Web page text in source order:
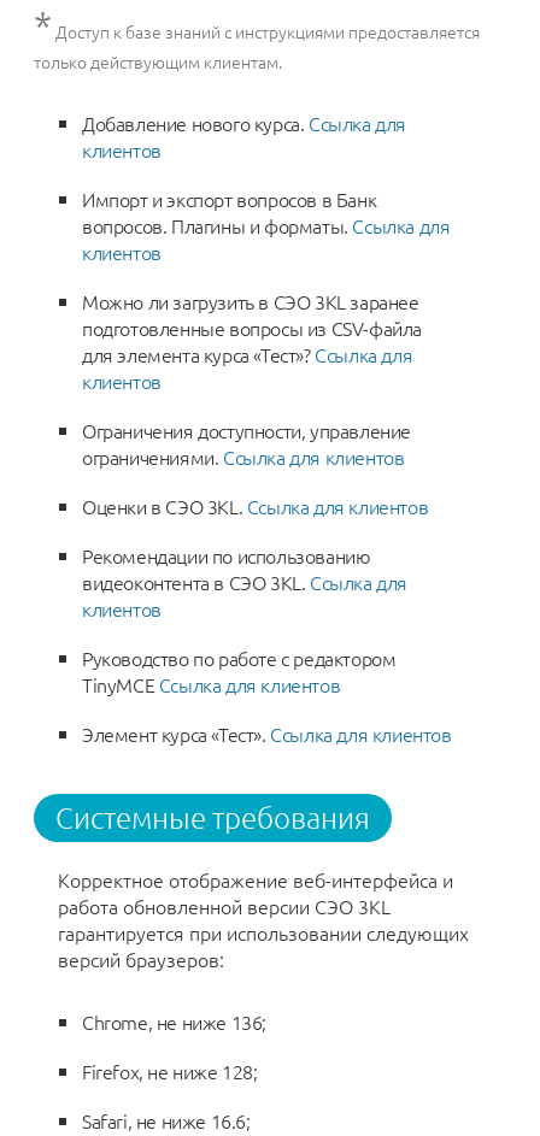
* Доступ к базе знаний с инструкциями предоставляется
только действующим клиентам.
Добавление нового курса. Ссылка для
клиентов
Импорт и экспорт вопросов в Банк
вопросов. Плагины и форматы. Ссылка для
клиентов
Можно ли загрузить в СЭО 3KL заранее
подготовленные вопросы из CSV-файла
для элемента курса «Тест»?Ссылка для
клиентов
Ограничения доступности, управление
ограничениями. Ссылка для клиентов
Оценки в СЭО 3KL. Ссылка для клиентов
Рекомендации по использованию
видеоконтента в СЭО 3КL. Ссылка для
клиентов
Руководство по работе с редактором
TinyMCE Ссылка для клиентов
Элемент курса «Тест». Ссылка для клиентов
Системные требования
Корректное отображение веб-интерфейса и
работа обновленной версии СЭО 3КL
гарантируется при использовании следующих
версий браузеров:
Chrome, не ниже 136;
Firefox, не ниже 128;
Safari, не ниже 16.6;